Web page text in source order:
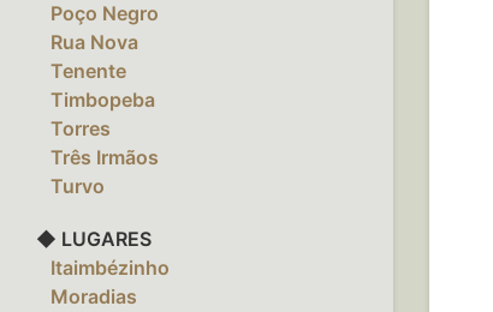
‎ ‎ ‎ Poço Negro
‎ ‎ ‎ Rua Nova
‎ ‎ ‎ Tenente
‎ ‎ ‎ Timbopeba
‎ ‎ ‎ Torres
‎ ‎ ‎ Três Irmãos
‎ ‎ ‎ Turvo
◆ LUGARES
‎ ‎ ‎ Itaimbézinho
‎ ‎ ‎ Moradias